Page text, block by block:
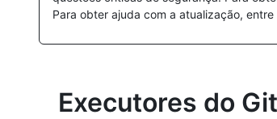
Para obter ajuda com a atualização,
Executores do